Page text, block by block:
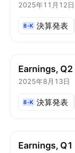
2025年11月12日
8-K 決算発表
Earnings, Q2
2025年8月13日
8-K 決算発表
Earnings, Q1